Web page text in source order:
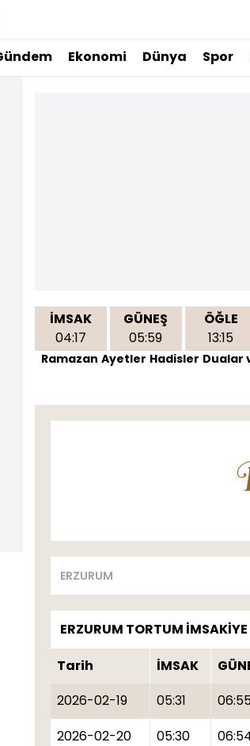
Ekonomi Dünya Spor
İMSAK
04:17
GÜNEŞ
05:59
ÖĞLE
13:15
Ramazan Ayetler Hadisler Dualar
ERZURUM TORTUM İMSAKİYE
Tarih
İMSAK
2026-02-19
05:31
2026-02-20
05:30